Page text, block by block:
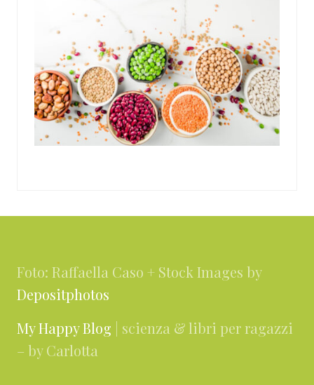
Foto: Raffaella Caso + Stock Images by
Depositphotos
My Happy Blog | scienza & libri per ragazzi
– by Carlotta